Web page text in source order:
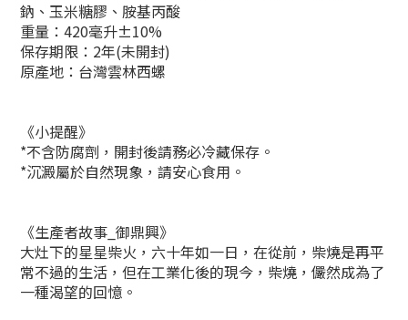
鈉、玉米糖膠、胺基丙酸
重量：420毫升±10%
保存期限：2年(未開封)
原產地：台灣雲林西螺
《小提醒》
*不含防腐劑，開封後請務必冷藏保存。
*沉澱屬於自然現象，請安心食用。
《生產者故事_御鼎興》
大灶下的星星柴火，六十年如一日，在從前，柴燒是再平
常不過的生活，但在工業化後的現今，柴燒，儼然成為了
一種渴望的回憶。